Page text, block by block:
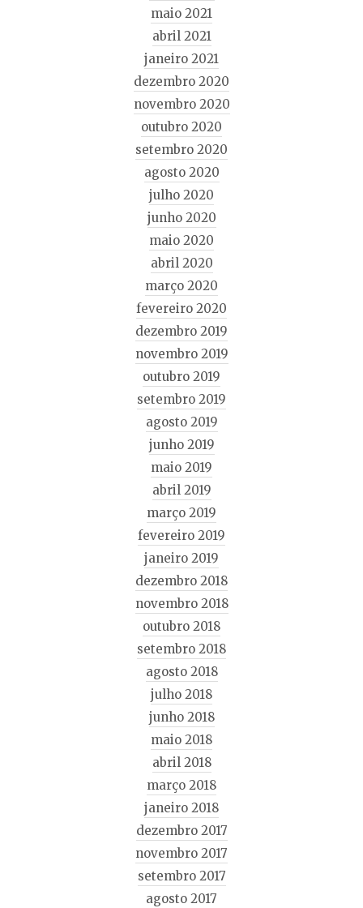
maio 2021
abril 2021
janeiro 2021
dezembro 2020
novembro 2020
outubro 2020
setembro 2020
agosto 2020
julho 2020
junho 2020
maio 2020
abril 2020
março 2020
fevereiro 2020
dezembro 2019
novembro 2019
outubro 2019
setembro 2019
agosto 2019
junho 2019
maio 2019
abril 2019
março 2019
fevereiro 2019
janeiro 2019
dezembro 2018
novembro 2018
outubro 2018
setembro 2018
agosto 2018
julho 2018
junho 2018
maio 2018
abril 2018
março 2018
janeiro 2018
dezembro 2017
novembro 2017
setembro 2017
agosto 2017